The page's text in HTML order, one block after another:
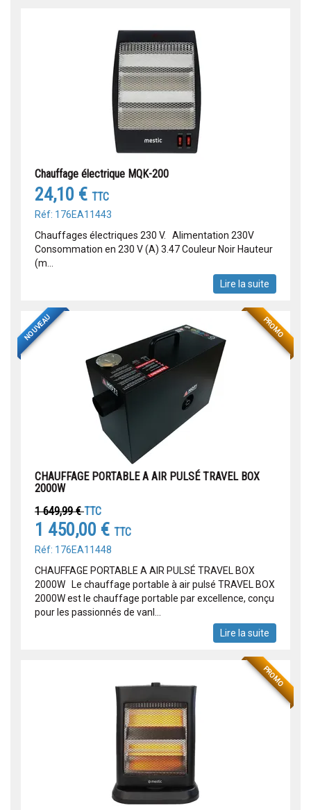
Chauffage électrique MQK-200
24,10 € TTC
Réf: 176EA11443
Chauffages électriques 230 V. Alimentation 230V
Consommation en 230 V (A) 3.47 Couleur Noir Hauteur
(m...
Lire la suite
PROMO
NOUVEAU
CHAUFFAGE PORTABLE A AIR PULSÉ TRAVEL BOX
2000W
1 649,99 €TTC
1 450,00 € TTC
Réf: 176EA11448
CHAUFFAGE PORTABLE A AIR PULSÉ TRAVEL BOX
2000W Le chauffage portable à air pulsé TRAVEL BOX
2000W est le chauffage portable par excellence, conçu
pour les passionnés de vanl...
Lire la suite
PROMO